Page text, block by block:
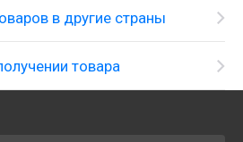
в другие страны
товара